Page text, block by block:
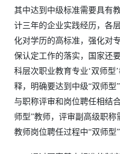
其中达到中级标准需要具有
计三年的企业实践经历，各
化对学历的高标准，强化对
保认定工作的落实，国家还
科层次职业教育专业‘双师型
释，明确要达到中级“双师型
与职称评审和岗位聘任相结
师型”教师，评审副高级职
教师岗位聘任过程中“双师型